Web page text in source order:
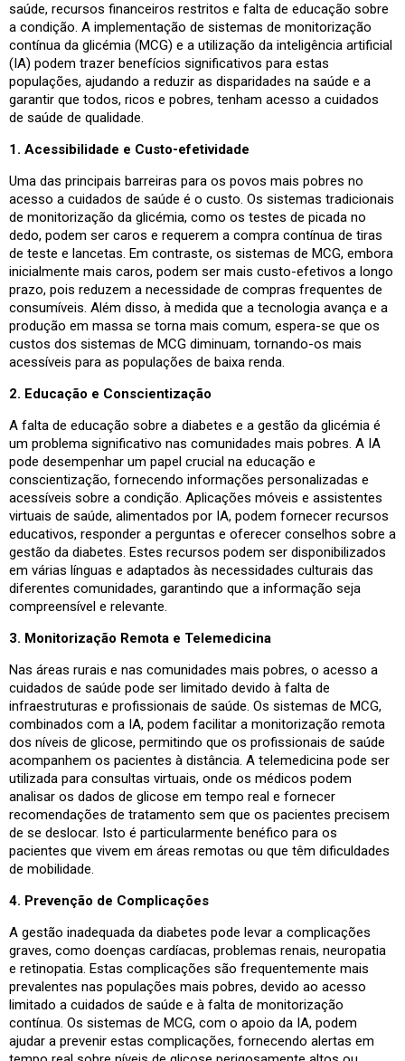
saúde, recursos financeiros restritos e falta de educação sobre
a condição. A implementação de sistemas de monitorização
contínua da glicémia (MCG) e a utilização da inteligência artificial
(IA) podem trazer benefícios significativos para estas
populações, ajudando a reduzir as disparidades na saúde e a
garantir que todos, ricos e pobres, tenham acesso a cuidados
de saúde de qualidade.
1. Acessibilidade e Custo-efetividade
Uma das principais barreiras para os povos mais pobres no
acesso a cuidados de saúde é o custo. Os sistemas tradicionais
de monitorização da glicémia, como os testes de picada no
dedo, podem ser caros e requerem a compra contínua de tiras
de teste e lancetas. Em contraste, os sistemas de MCG, embora
inicialmente mais caros, podem ser mais custo-efetivos a longo
prazo, pois reduzem a necessidade de compras frequentes de
consumíveis. Além disso, à medida que a tecnologia avança e a
produção em massa se torna mais comum, espera-se que os
custos dos sistemas de MCG diminuam, tornando-os mais
acessíveis para as populações de baixa renda.
2. Educação e Conscientização
A falta de educação sobre a diabetes e a gestão da glicémia é
um problema significativo nas comunidades mais pobres. A IA
pode desempenhar um papel crucial na educação e
conscientização, fornecendo informações personalizadas e
acessíveis sobre a condição. Aplicações móveis e assistentes
virtuais de saúde, alimentados por IA, podem fornecer recursos
educativos, responder a perguntas e oferecer conselhos sobre a
gestão da diabetes. Estes recursos podem ser disponibilizados
em várias línguas e adaptados às necessidades culturais das
diferentes comunidades, garantindo que a informação seja
compreensível e relevante.
3. Monitorização Remota e Telemedicina
Nas áreas rurais e nas comunidades mais pobres, o acesso a
cuidados de saúde pode ser limitado devido à falta de
infraestruturas e profissionais de saúde. Os sistemas de MCG,
combinados com a IA, podem facilitar a monitorização remota
dos níveis de glicose, permitindo que os profissionais de saúde
acompanhem os pacientes à distância. A telemedicina pode ser
utilizada para consultas virtuais, onde os médicos podem
analisar os dados de glicose em tempo real e fornecer
recomendações de tratamento sem que os pacientes precisem
de se deslocar. Isto é particularmente benéfico para os
pacientes que vivem em áreas remotas ou que têm dificuldades
de mobilidade.
4. Prevenção de Complicações
A gestão inadequada da diabetes pode levar a complicações
graves, como doenças cardíacas, problemas renais, neuropatia
e retinopatia. Estas complicações são frequentemente mais
prevalentes nas populações mais pobres, devido ao acesso
limitado a cuidados de saúde e à falta de monitorização
contínua. Os sistemas de MCG, com o apoio da IA, podem
ajudar a prevenir estas complicações, fornecendo alertas em